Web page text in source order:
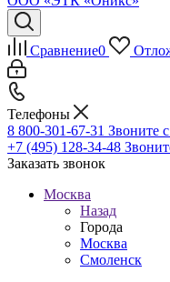
Сравнение0
Телефоны
8 800-301-67-31 Звоните
+7 (495) 128-34-48
Заказать звонок
Москва
Назад
Города
Москва
Смоленск